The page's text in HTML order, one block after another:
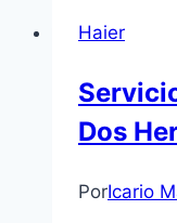
Haier
Dos
PorIcario